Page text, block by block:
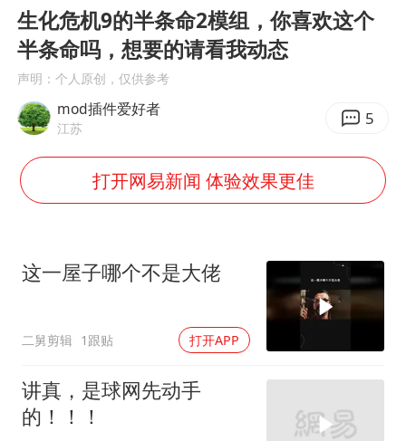
河南试行周五下午弹性离岗
山东财大教授刘海明逝世 终年38岁
“银行午休1.5小时”留个窗口行不行
要给全体职工“应休尽休”的底气
80后女柜员逆袭成4200亿银行副行长
余承东口误将24999元电脑报成2499
生化危机9的半条命2模组，你喜欢这个
半条命吗，想要的请看我动态
声明：个人原创，仅供参考
mod插件爱好者
江苏 5
打开网易新闻 体验效果更佳
这一屋子哪个不是大佬
二舅剪辑 1跟贴 打开APP
讲真，是球网先动手
的！！！